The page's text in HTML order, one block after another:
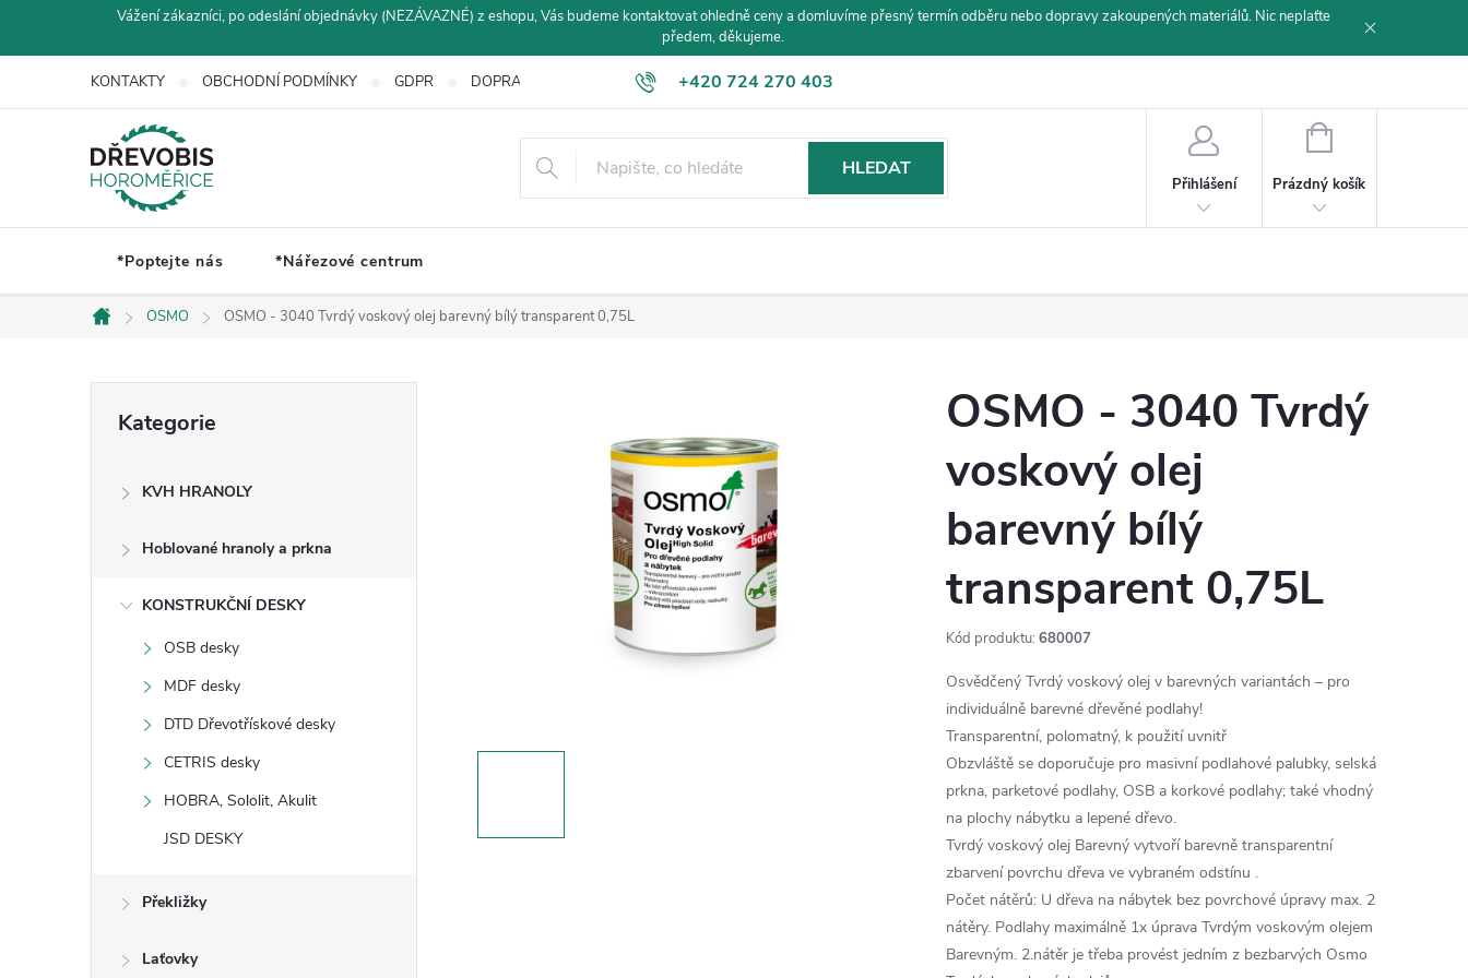
Vážení zákazníci, po odeslání objednávky (NEZÁVAZNÉ) z eshopu, Vás budeme kontaktovat ohledně ceny a domluvíme přesný termín odběru nebo dopravy zakoupených materiálů. Nic neplaťte
předem, děkujeme.
+420 724 270 403
KONTAKTY OBCHODNÍ PODMÍNKY GDPR DOPRAVA A PLATBA
HLEDAT
Přihlášení
NÁKUPNÍ
Prázdný košík
*Poptejte nás *Nářezové centrum
Domů
OSMO OSMO - 3040 Tvrdý voskový olej barevný bílý transparent 0,75L
kategorie
Kategorie
KVH HRANOLY
Hoblované hranoly a prkna
KONSTRUKČNÍ DESKY
OSB desky
MDF desky
DTD Dřevotřískové desky
CETRIS desky
HOBRA, Sololit, Akulit
JSD DESKY
Překližky
Laťovky
OSMO - 3040 Tvrdý
voskový olej
barevný bílý
transparent 0,75L
Kód produktu: 680007
Osvědčený Tvrdý voskový olej v barevných variantách – pro
individuálně barevné dřevěné podlahy!
Transparentní, polomatný, k použití uvnitř
Obzvláště se doporučuje pro masivní podlahové palubky, selská
prkna, parketové podlahy, OSB a korkové podlahy; také vhodný
na plochy nábytku a lepené dřevo.
Tvrdý voskový olej Barevný vytvoří barevně transparentní
zbarvení povrchu dřeva ve vybraném odstínu .
Počet nátěrů: U dřeva na nábytek bez povrchové úpravy max. 2
nátěry. Podlahy maximálně 1x úprava Tvrdým voskovým olejem
Barevným. 2.nátěr je třeba provést jedním z bezbarvých Osmo